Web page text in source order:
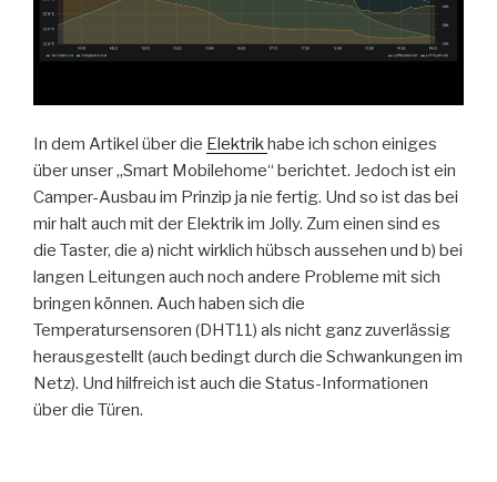
In dem Artikel über die Elektrik habe ich schon einiges
über unser „Smart Mobilehome“ berichtet. Jedoch ist ein
Camper-Ausbau im Prinzip ja nie fertig. Und so ist das bei
mir halt auch mit der Elektrik im Jolly. Zum einen sind es
die Taster, die a) nicht wirklich hübsch aussehen und b) bei
langen Leitungen auch noch andere Probleme mit sich
bringen können. Auch haben sich die
Temperatursensoren (DHT11) als nicht ganz zuverlässig
herausgestellt (auch bedingt durch die Schwankungen im
Netz). Und hilfreich ist auch die Status-Informationen
über die Türen.